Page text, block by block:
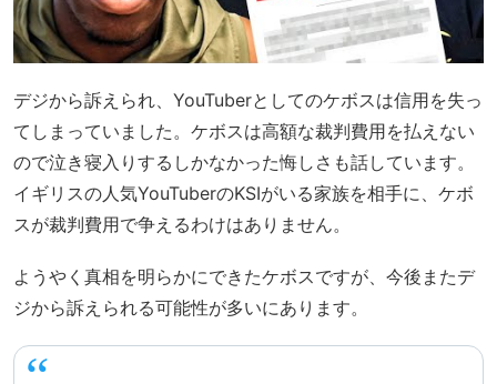
デジから訴えられ、YouTuberとしてのケボスは信用を失っ
てしまっていました。ケボスは高額な裁判費用を払えない
ので泣き寝入りするしかなかった悔しさも話しています。
イギリスの人気YouTuberのKSIがいる家族を相手に、ケボ
スが裁判費用で争えるわけはありません。
ようやく真相を明らかにできたケボスですが、今後またデ
ジから訴えられる可能性が多いにあります。